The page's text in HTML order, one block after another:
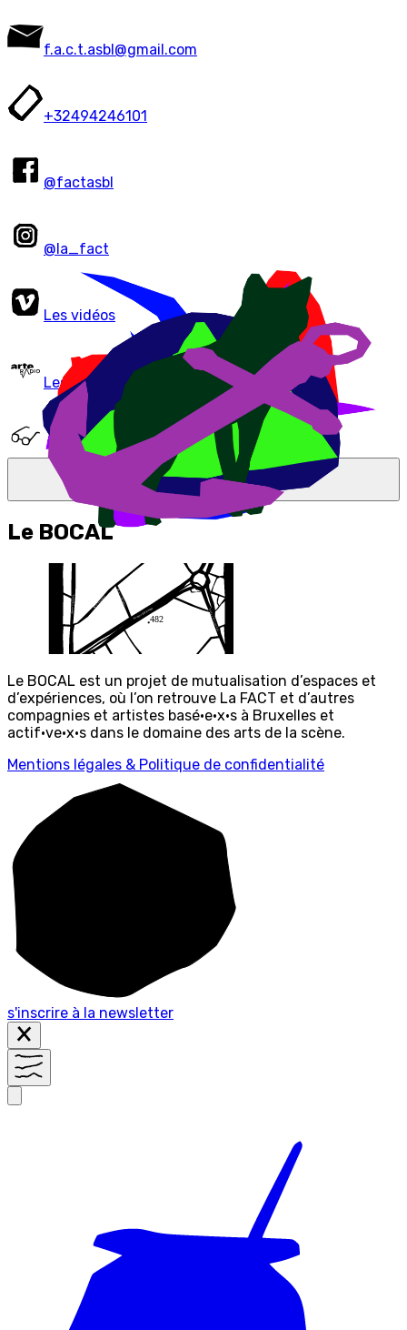
f.a.c.t.asbl@gmail.com
+32494246101
@factasbl
@la_fact
Les vidéos
Les podcasts
Coordination Artistique - Amelle Sliti
Le BOCAL
Le BOCAL est un projet de mutualisation d’espaces et
d’expériences, où l’on retrouve La FACT et d’autres
compagnies et artistes basé·e·x·s à Bruxelles et
actif·ve·x·s dans le domaine des arts de la scène.
Mentions légales & Politique de confidentialité
s'inscrire à la newsletter